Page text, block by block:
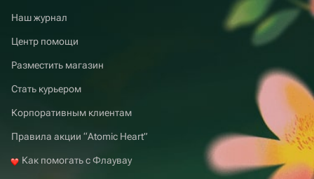
Наш журнал
Центр помощи
Разместить магазин
Стать курьером
Корпоративным клиентам
Правила акции “Atomic Heart”
Как помогать с Флаувау